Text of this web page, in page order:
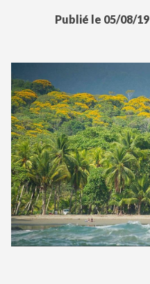
Publié le 05/08/19